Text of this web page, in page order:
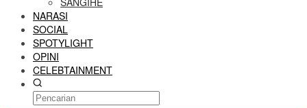
NARASI
SOCIAL
SPOTYLIGHT
OPINI
CELEBTAINMENT